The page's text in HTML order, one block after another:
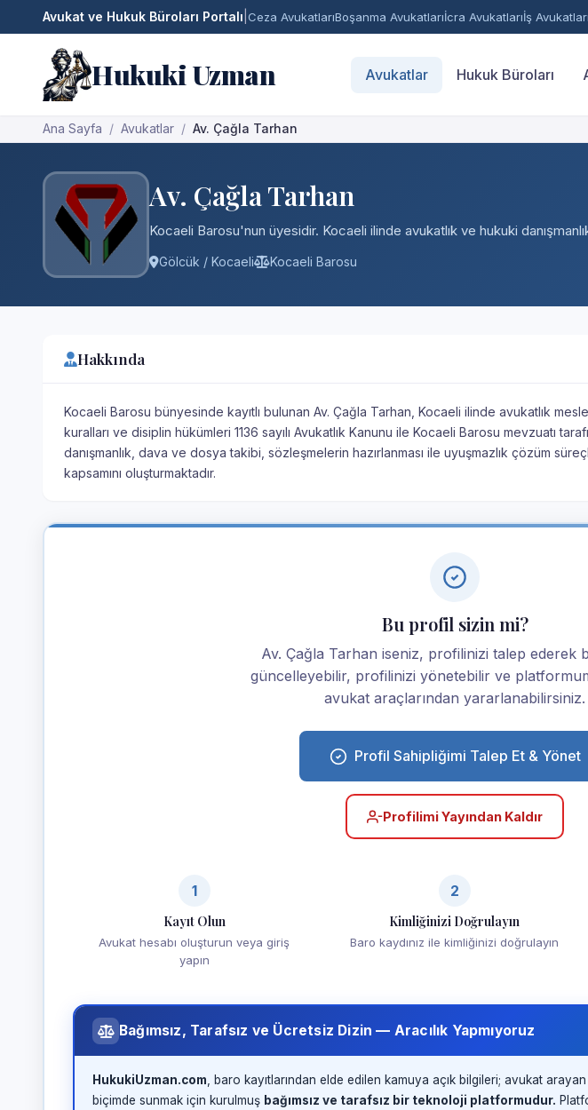
Avukat ve Hukuk Büroları Portalı Ceza AvukatlarıBoşanma Avukatlarıİcra Avukatlarıİş Avukatları
Hukuki Uzman Avukatlar Hukuk Büroları
Ana Sayfa Avukatlar Av. Çağla Tarhan
Av. Çağla Tarhan
Kocaeli Barosu'nun üyesidir. Kocaeli ilinde avukatlık ve hukuki
Gölcük / Kocaeli Kocaeli Barosu
Hakkında
Kocaeli Barosu bünyesinde kayıtlı bulunan Av. Çağla Tarhan, Kocaeli ilinde avukatlık
kuralları ve disiplin hükümleri 1136 sayılı Avukatlık Kanunu ile Kocaeli Barosu mevzuatı
danışmanlık, dava ve dosya takibi, sözleşmelerin hazırlanması ile uyuşmazlık çözüm
kapsamını oluşturmaktadır.
Bu profil sizin mi?
Av. Çağla Tarhan iseniz, profilinizi talep ederek
güncelleyebilir, profilinizi yönetebilir ve
avukat araçlarından yararlanabilirsiniz.
Profil Sahipliğimi Talep Et & Yönet
Profilimi Yayından Kaldır
1
Kayıt Olun
Avukat hesabı oluşturun veya giriş
yapın
2
Kimliğinizi Doğrulayın
Baro kaydınız ile kimliğinizi doğrulayın
Bağımsız, Tarafsız ve Ücretsiz Dizin — Aracılık Yapmıyoruz
HukukiUzman.com , baro kayıtlarından elde edilen kamuya açık bilgileri; avukat
biçimde sunmak için kurulmuş bağımsız ve tarafsız bir teknoloji platformudur.